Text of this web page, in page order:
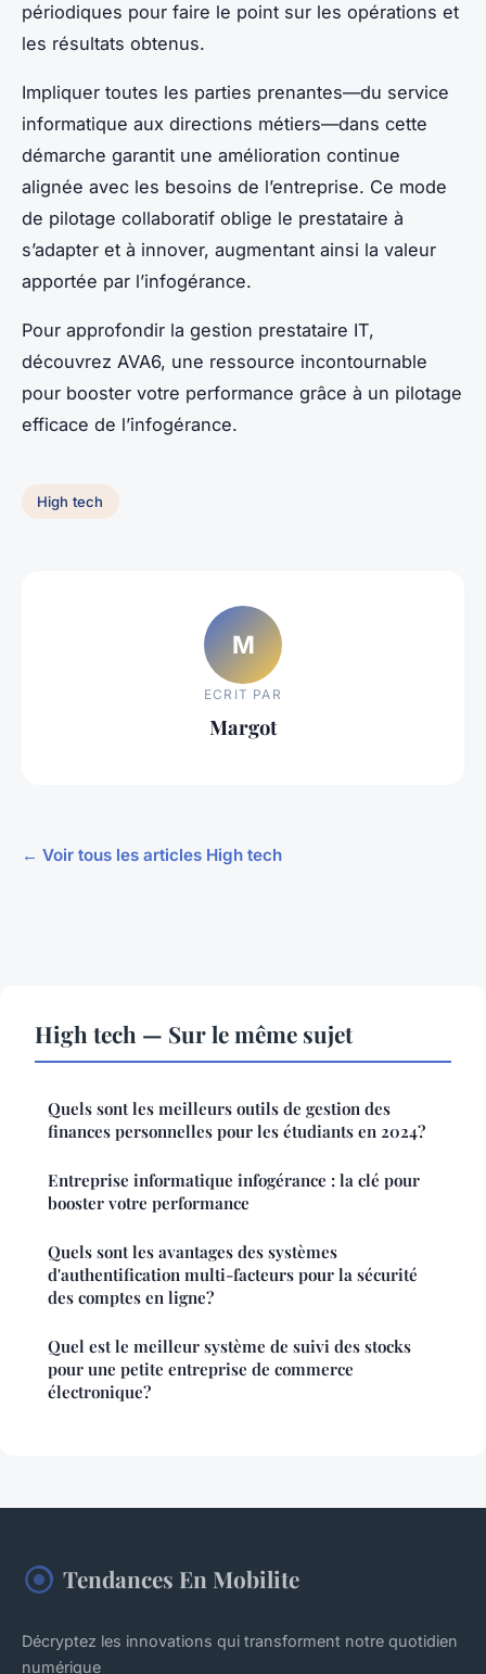
périodiques pour faire le point sur les opérations et
les résultats obtenus.
Impliquer toutes les parties prenantes—du service
informatique aux directions métiers—dans cette
démarche garantit une amélioration continue
alignée avec les besoins de l’entreprise. Ce mode
de pilotage collaboratif oblige le prestataire à
s’adapter et à innover, augmentant ainsi la valeur
apportée par l’infogérance.
Pour approfondir la gestion prestataire IT,
découvrez AVA6, une ressource incontournable
pour booster votre performance grâce à un pilotage
efficace de l’infogérance.
High tech
M
ECRIT PAR
Margot
← Voir tous les articles High tech
High tech — Sur le même sujet
Quels sont les meilleurs outils de gestion des
finances personnelles pour les étudiants en 2024?
Entreprise informatique infogérance : la clé pour
booster votre performance
Quels sont les avantages des systèmes
d'authentification multi-facteurs pour la sécurité
des comptes en ligne?
Quel est le meilleur système de suivi des stocks
pour une petite entreprise de commerce
électronique?
Tendances En Mobilite
Décryptez les innovations qui transforment notre quotidien
numérique